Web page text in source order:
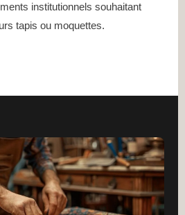
institutionnels souhaitant
tapis ou moquettes.